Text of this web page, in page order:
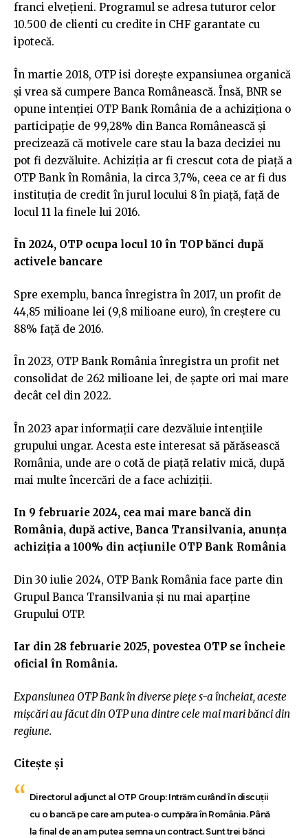
franci elvețieni. Programul se adresa tuturor celor
10.500 de clienti cu credite in CHF garantate cu
ipotecă.
În martie 2018, OTP isi dorește expansiunea organică
și vrea să cumpere Banca Românească. Însă, BNR se
opune intenţiei OTP Bank România de a achiziţiona o
participaţie de 99,28% din Banca Românească şi
precizează că motivele care stau la baza deciziei nu
pot fi dezvăluite. Achiziția ar fi crescut cota de piață a
OTP Bank în România, la circa 3,7%, ceea ce ar fi dus
instituția de credit în jurul locului 8 în piață, față de
locul 11 la finele lui 2016.
În 2024, OTP ocupa locul 10 în TOP bănci după
activele bancare
Spre exemplu, banca înregistra în 2017, un profit de
44,85 milioane lei (9,8 milioane euro), în creștere cu
88% față de 2016.
În 2023, OTP Bank România înregistra un profit net
consolidat de 262 milioane lei, de șapte ori mai mare
decât cel din 2022.
În 2023 apar informații care dezvăluie intențiile
grupului ungar. Acesta este interesat să părăsească
România, unde are o cotă de piaţă relativ mică, după
mai multe încercări de a face achiziţii.
In 9 februarie 2024, cea mai mare bancă din
România, după active, Banca Transilvania, anunța
achiziția a 100% din acțiunile OTP Bank România
Din 30 iulie 2024, OTP Bank România face parte din
Grupul Banca Transilvania și nu mai aparține
Grupului OTP.
Iar din 28 februarie 2025, povestea OTP se încheie
oficial în România.
Expansiunea OTP Bank în diverse piețe s-a încheiat, aceste
mișcări au făcut din OTP una dintre cele mai mari bănci din
regiune.
Citește și
Directorul adjunct al OTP Group: Intrăm curând în discuții
cu o bancă pe care am putea-o cumpăra în România. Până
la final de an am putea semna un contract. Sunt trei bănci